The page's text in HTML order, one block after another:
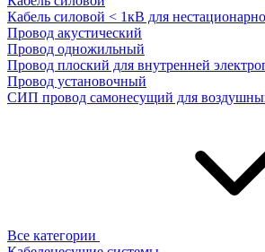
Кабель силовой < 1кВ для
Провод акустический
Провод одножильный
Провод плоский для внутренней
Провод установочный
СИП провод самонесущий для
Все категории